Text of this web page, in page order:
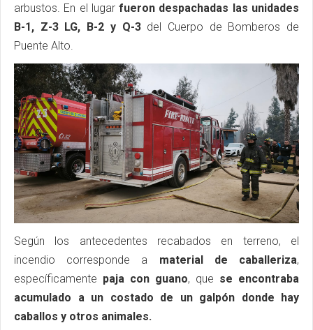
arbustos. En el lugarfueron despachadas las unidades
B-1, Z-3 LG, B-2 y Q-3del Cuerpo de Bomberos de
Puente Alto.
Según los antecedentes recabados en terreno, el
incendio corresponde a material de caballeriza,
específicamente paja con guano, que se encontraba
acumulado a un costado de un galpón donde hay
caballos y otros animales.